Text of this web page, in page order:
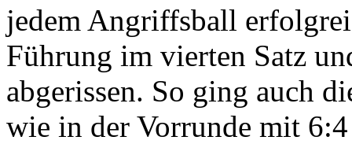
jedem Angriffsball
Führung im vierten Satz
abgerissen. So ging auch
wie in der Vorrunde mit